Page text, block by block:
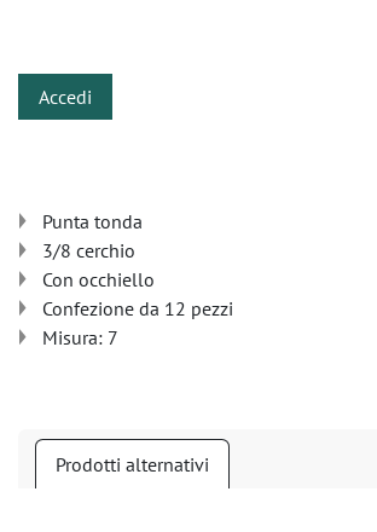
Accedi
Punta tonda
3/8 cerchio
Con occhiello
Confezione da 12 pezzi
Misura: 7
Prodotti alternativi